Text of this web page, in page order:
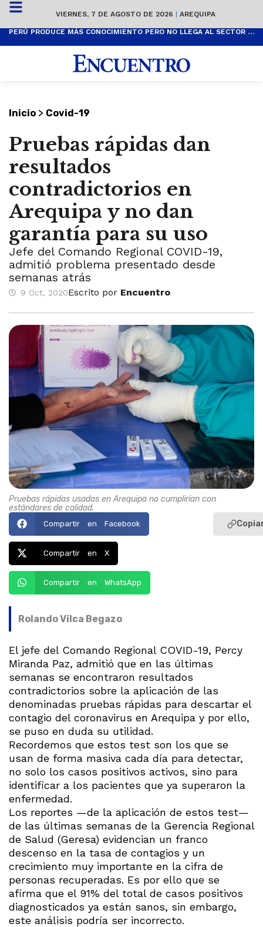
VIERNES, 7 DE AGOSTO DE 2026 | AREQUIPA
PERÚ PRODUCE MÁS CONOCIMIENTO PERO NO LLEGA AL SECTOR PRODUCTIVO
Inicio > Covid-19
Pruebas rápidas dan
resultados
contradictorios en
Arequipa y no dan
garantía para su uso
Jefe del Comando Regional COVID-19,
admitió problema presentado desde
semanas atrás
9 Oct, 2020Escrito por Encuentro
Pruebas rápidas usadas en Arequipa no cumplirían con
estándares de calidad.
Compartir en Facebook
Compartir en X
Compartir en WhatsApp
Rolando Vilca Begazo
El jefe del Comando Regional COVID-19, Percy
Miranda Paz, admitió que en las últimas
semanas se encontraron resultados
contradictorios sobre la aplicación de las
denominadas pruebas rápidas para descartar el
contagio del coronavirus en Arequipa y por ello,
se puso en duda su utilidad.
Recordemos que estos test son los que se
usan de forma masiva cada día para detectar,
no solo los casos positivos activos, sino para
identificar a los pacientes que ya superaron la
enfermedad.
Los reportes —de la aplicación de estos test—
de las últimas semanas de la Gerencia Regional
de Salud (Geresa) evidencian un franco
descenso en la tasa de contagios y un
crecimiento muy importante en la cifra de
personas recuperadas. Es por ello que se
afirma que el 91% del total de casos positivos
diagnosticados ya están sanos, sin embargo,
este análisis podría ser incorrecto.